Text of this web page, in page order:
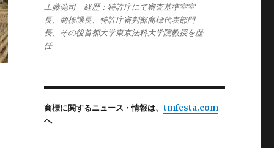
工藤莞司 経歴：特許庁にて審査基準室室
長、商標課長、特許庁審判部商標代表部門
長、その後首都大学東京法科大学院教授を歴
任
商標に関するニュース・情報は、 tmfesta.com
へ